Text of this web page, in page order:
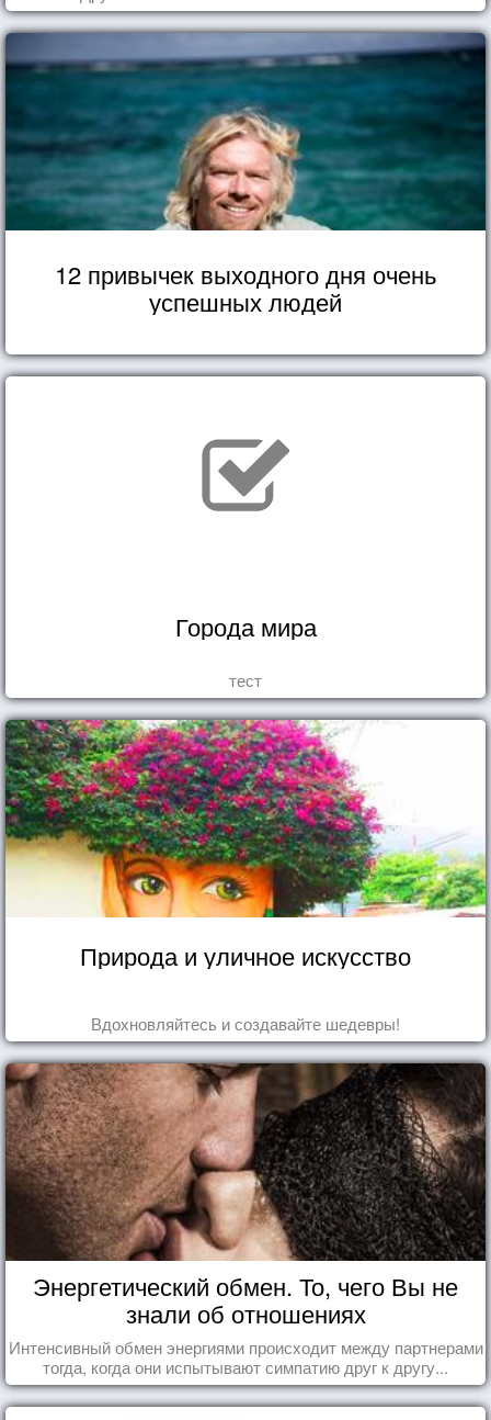
12 привычек выходного дня очень
успешных людей
Города мира
тест
Природа и уличное искусство
Вдохновляйтесь и создавайте шедевры!
Энергетический обмен. То, чего Вы не
знали об отношениях
Интенсивный обмен энергиями происходит между партнерами
тогда, когда они испытывают симпатию друг к другу...